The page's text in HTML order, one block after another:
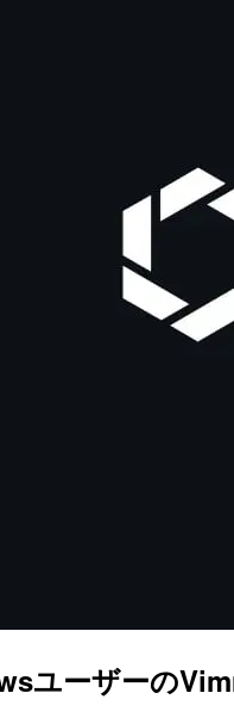
ユーザーの